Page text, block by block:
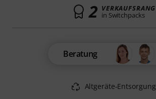
2 VERKAUFSRANG
in Switchpacks
Beratung
Altgeräte-Entsorgung